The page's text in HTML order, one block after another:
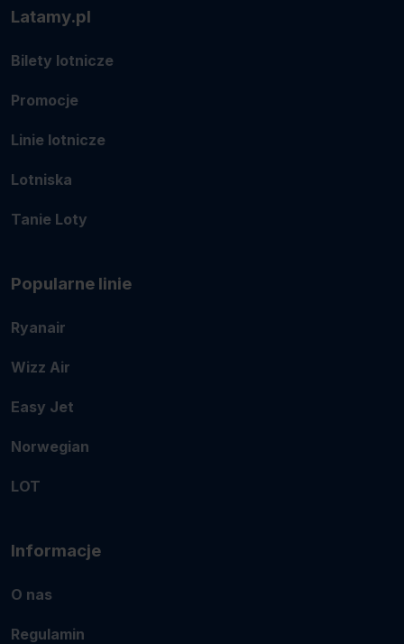
Latamy.pl
Bilety lotnicze
Promocje
Linie lotnicze
Lotniska
Tanie Loty
Popularne linie
Ryanair
Wizz Air
Easy Jet
Norwegian
LOT
Informacje
O nas
Regulamin